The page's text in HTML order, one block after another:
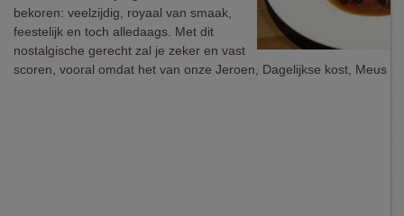
bekoren: veelzijdig, royaal van smaak,
feestelijk en toch alledaags. Met dit
nostalgische gerecht zal je zeker en vast
scoren, vooral omdat het van onze Jeroen, Dagelijkse kost, Meus is.